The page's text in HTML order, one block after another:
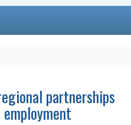
partnerships